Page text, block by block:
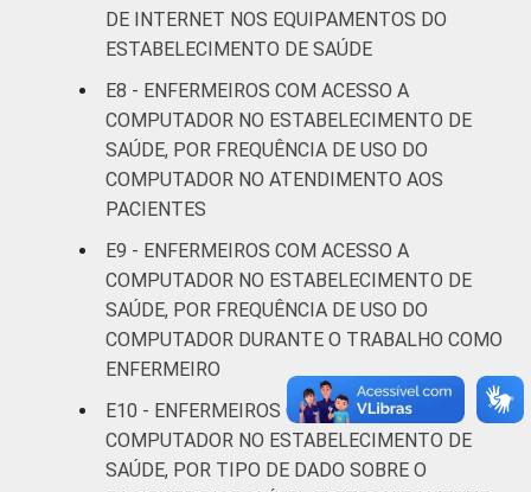
anos
De 31 a 40
anos
De 41
LOCALIZAÇÃO Capital 8
Interior 19
Fonte: Núcleo de Informação e Coordenação
do Ponto BR. (2024). Pesquisa sobre o uso
das tecnologias de informação e
DE INTERNET NOS EQUIPAMENTOS DO
ESTABELECIMENTO DE SAÚDE
E8 - ENFERMEIROS COM ACESSO A
COMPUTADOR NO ESTABELECIMENTO DE
SAÚDE, POR FREQUÊNCIA DE USO DO
COMPUTADOR NO ATENDIMENTO AOS
PACIENTES
E9 - ENFERMEIROS COM ACESSO A
COMPUTADOR NO ESTABELECIMENTO DE
SAÚDE, POR FREQUÊNCIA DE USO DO
COMPUTADOR DURANTE O TRABALHO COMO
ENFERMEIRO
E10 - ENFERMEIROS COM ACESSO A
COMPUTADOR NO ESTABELECIMENTO DE
SAÚDE, POR TIPO DE DADO SOBRE O